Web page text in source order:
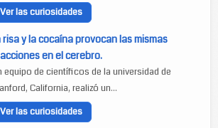
Ver las curiosidades
risa y la cocaína provocan las mismas
en el cerebro.
equipo de científicos de la universidad de
California, realizó un...
Ver las curiosidades